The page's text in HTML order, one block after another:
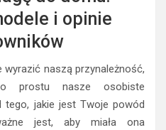
i opinie
naszą przynależność,
prostu nasze osobiste
tego, jakie jest Twoje powód
jest, aby miała ona